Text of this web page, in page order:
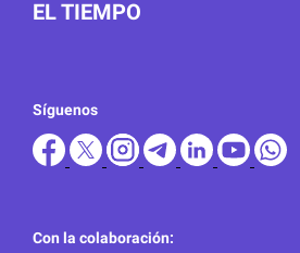
EL TIEMPO
Síguenos
Con la colaboración: